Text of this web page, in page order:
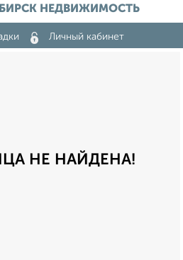
НЕДВИЖИМОСТЬ
Личный кабинет
НЕ НАЙДЕНА!